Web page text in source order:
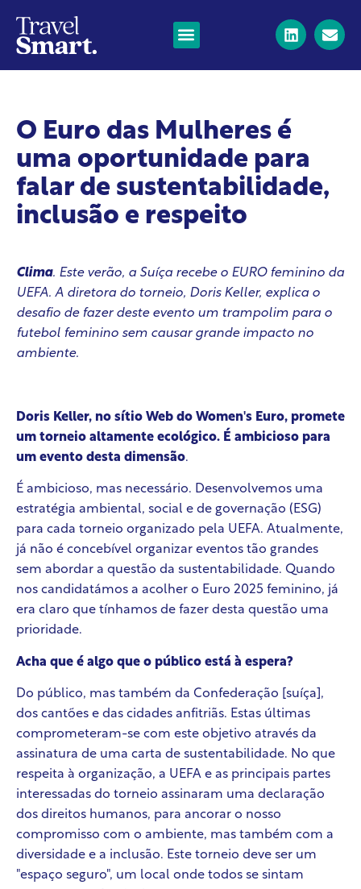
O Euro das Mulheres é
uma oportunidade para
falar de sustentabilidade,
inclusão e respeito
Clima. Este verão, a Suíça recebe o EURO feminino da
UEFA. A diretora do torneio, Doris Keller, explica o
desafio de fazer deste evento um trampolim para o
futebol feminino sem causar grande impacto no
ambiente.
Doris Keller, no sítio Web do Women's Euro, promete
um torneio altamente ecológico. É ambicioso para
um evento desta dimensão.
É ambicioso, mas necessário. Desenvolvemos uma
estratégia ambiental, social e de governação (ESG)
para cada torneio organizado pela UEFA. Atualmente,
já não é concebível organizar eventos tão grandes
sem abordar a questão da sustentabilidade. Quando
nos candidatámos a acolher o Euro 2025 feminino, já
era claro que tínhamos de fazer desta questão uma
prioridade.
Acha que é algo que o público está à espera?
Do público, mas também da Confederação [suíça],
dos cantões e das cidades anfitriãs. Estas últimas
comprometeram-se com este objetivo através da
assinatura de uma carta de sustentabilidade. No que
respeita à organização, a UEFA e as principais partes
interessadas do torneio assinaram uma declaração
dos direitos humanos, para ancorar o nosso
compromisso com o ambiente, mas também com a
diversidade e a inclusão. Este torneio deve ser um
"espaço seguro", um local onde todos se sintam